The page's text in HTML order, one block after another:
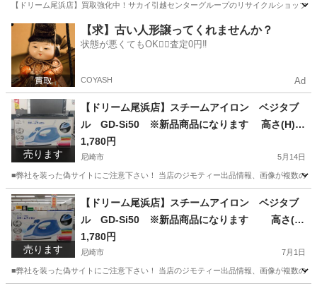
【ドリーム尾浜店】買取強化中！サカイ引越センターグループのリサイクルショッ
兵庫 尼崎市 季節、空調家電 店頭
【求】古い人形譲ってくれませんか？
状態が悪くてもOK🙆‍♀️査定0円‼️
COYASH Ad
売ります
【ドリーム尾浜店】スチームアイロン ベジタブ
ル GD-Si50 ※新品商品になります 高さ(H)--
cm× 幅(W)--cm× 奥行(D)--cm
1,780円
尼崎市 5月14日
■弊社を装った偽サイトにご注意下さい！ 当店のジモティー出品情報、画像が複数の
兵庫 尼崎市 生活家電 買取
売ります
【ドリーム尾浜店】スチームアイロン ベジタブ
ル GD-Si50 ※新品商品になります 高さ(H)
--cm× 幅(W)--cm× 奥行(D)--cm
1,780円
尼崎市 7月1日
■弊社を装った偽サイトにご注意下さい！ 当店のジモティー出品情報、画像が複数の